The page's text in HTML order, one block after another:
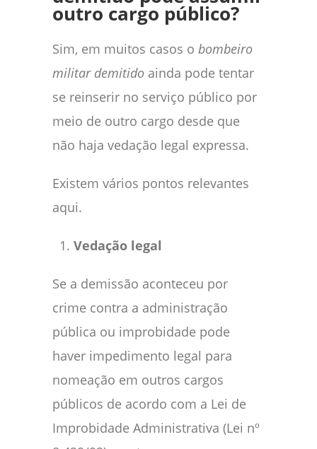
outro cargo público?
Sim, em muitos casos o bombeiro
militar demitido ainda pode tentar
se reinserir no serviço público por
meio de outro cargo desde que
não haja vedação legal expressa.
Existem vários pontos relevantes
aqui.
Vedação legal
Se a demissão aconteceu por
crime contra a administração
pública ou improbidade pode
haver impedimento legal para
nomeação em outros cargos
públicos de acordo com a Lei de
Improbidade Administrativa (Lei nº